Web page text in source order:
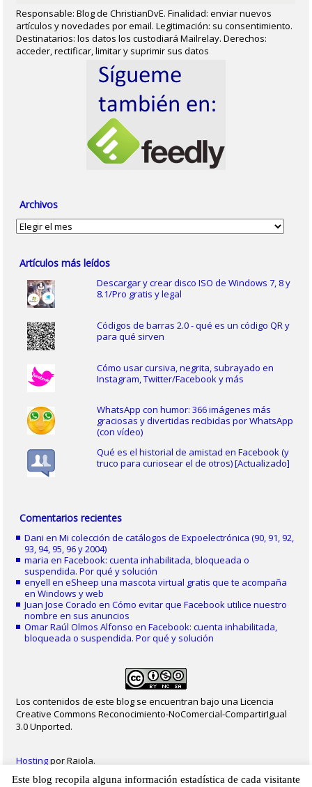
Responsable: Blog de ChristianDvE. Finalidad: enviar nuevos
artículos y novedades por email. Legitimación: su consentimiento.
Destinatarios: los datos los custodiará Mailrelay. Derechos:
acceder, rectificar, limitar y suprimir sus datos
Archivos
Archivos
Artículos más leídos
Descargar y crear disco ISO de Windows 7, 8 y
8.1/Pro gratis y legal
Códigos de barras 2.0 - qué es un código QR y
para qué sirven
Cómo usar cursiva, negrita, subrayado en
Instagram, Twitter/Facebook y más
WhatsApp con humor: 366 imágenes más
graciosas y divertidas recibidas por WhatsApp
(con vídeo)
Qué es el historial de amistad en Facebook (y
truco para curiosear el de otros) [Actualizado]
Comentarios recientes
Dani enMi colección de catálogos de Expoelectrónica (90, 91, 92,
93, 94, 95, 96 y 2004)
maria enFacebook: cuenta inhabilitada, bloqueada o
suspendida. Por qué y solución
enyell eneSheep una mascota virtual gratis que te acompaña
en Windows y web
Juan Jose Corado enCómo evitar que Facebook utilice nuestro
nombre en sus anuncios
Omar Raúl Olmos Alfonso enFacebook: cuenta inhabilitada,
bloqueada o suspendida. Por qué y solución
Los contenidos de este blog se encuentran bajo una Licencia
Creative Commons Reconocimiento-NoComercial-CompartirIgual
3.0 Unported.
Hostingpor Raiola.
Este blog recopila alguna información estadística de cada visitante